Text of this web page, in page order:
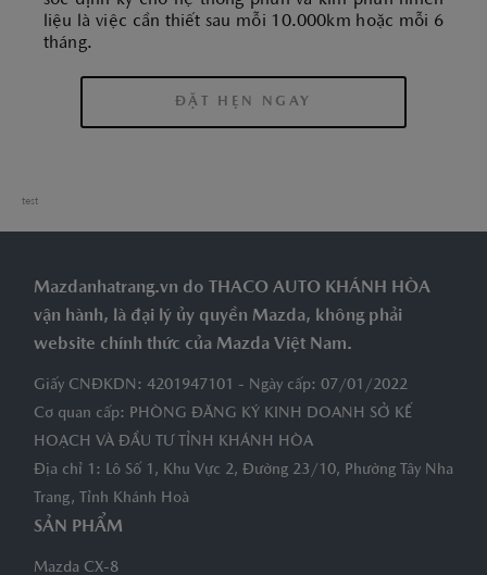
liệu là việc cần thiết sau mỗi 10.000km hoặc mỗi 6
tháng.
ĐẶT HẸN NGAY
test
Mazdanhatrang.vn do THACO AUTO KHÁNH HÒA
vận hành, là đại lý ủy quyền Mazda, không phải
website chính thức của Mazda Việt Nam.
Giấy CNĐKDN: 4201947101 - Ngày cấp: 07/01/2022
Cơ quan cấp: PHÒNG ĐĂNG KÝ KINH DOANH SỞ KẾ
HOẠCH VÀ ĐẦU TƯ TỈNH KHÁNH HÒA
Địa chỉ 1: Lô Số 1, Khu Vực 2, Đường 23/10, Phường Tây Nha
Trang, Tỉnh Khánh Hoà
SẢN PHẨM
Mazda CX-8